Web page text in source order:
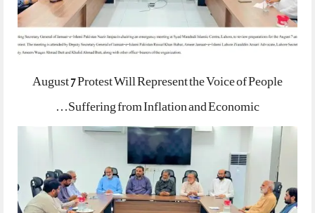
August 7 Protest Will Represent the Voice of People
Suffering from Inflation and Economic…